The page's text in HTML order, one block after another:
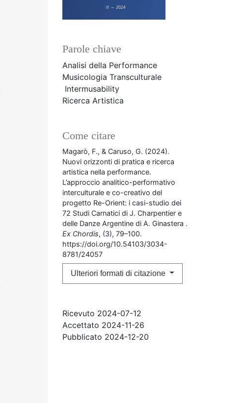
Parole chiave
Analisi della Performance
Musicologia Transculturale
Intermusability
Ricerca Artistica
Come citare
Magarò, F., & Caruso, G. (2024).
Nuovi orizzonti di pratica e ricerca
artistica nella performance.
L’approccio analitico-performativo
interculturale e co-creativo del
progetto Re-Orient: i casi-studio dei
72 Studi Carnatici di J. Charpentier e
delle Danze Argentine di A. Ginastera .
Ex Chordis, (3), 79–100.
https://doi.org/10.54103/3034-
8781/24057
Ulteriori formati di citazione
Ricevuto 2024-07-12
Accettato 2024-11-26
Pubblicato 2024-12-20